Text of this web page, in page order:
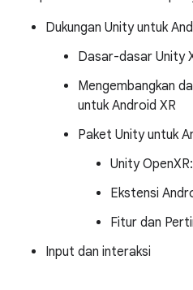
Dukungan Unity untuk
Dasar-dasar Unity
Mengembangkan
untuk Android XR
Paket Unity untuk
Unity
Ekstensi
Fitur dan
Input dan interaksi